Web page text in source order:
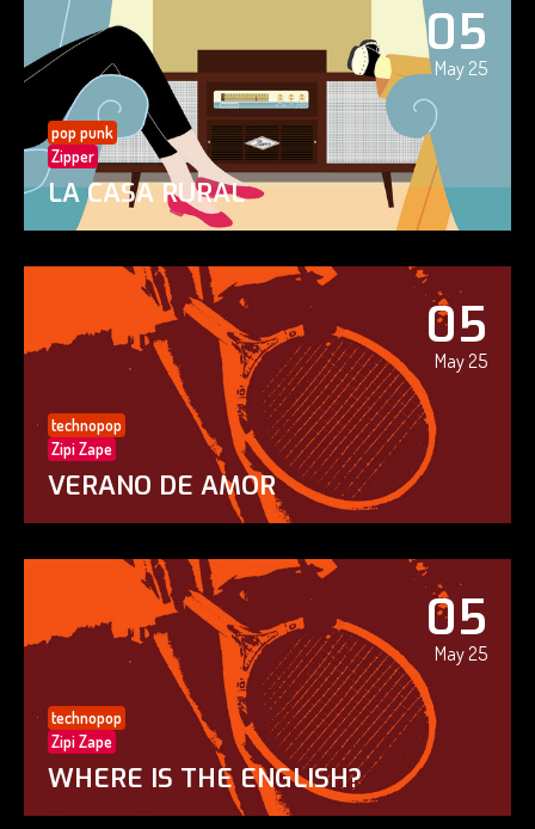
05
May 25
pop punk
Zipper
LA CASA RURAL
05
May 25
technopop
Zipi Zape
VERANO DE AMOR
05
May 25
technopop
Zipi Zape
WHERE IS THE ENGLISH?